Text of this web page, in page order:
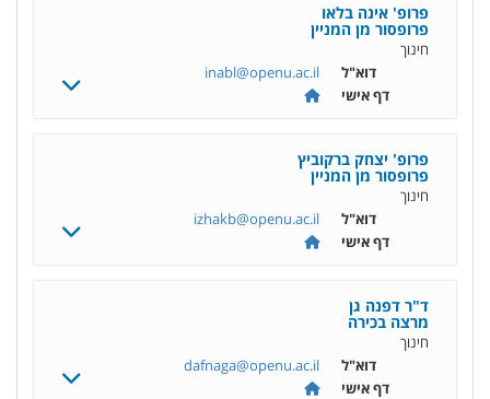
פרופ' אינה בלאו
פרופסור מן המניין
חינוך
דוא"ל
inabl@openu.ac.il
דף אישי
פרופ' יצחק ברקוביץ
פרופסור מן המניין
חינוך
דוא"ל
izhakb@openu.ac.il
דף אישי
ד"ר דפנה גן
מרצה בכירה
חינוך
דוא"ל
dafnaga@openu.ac.il
דף אישי